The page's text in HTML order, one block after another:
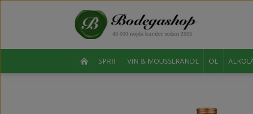
SPRIT VIN & MOUSSERANDE ÖL